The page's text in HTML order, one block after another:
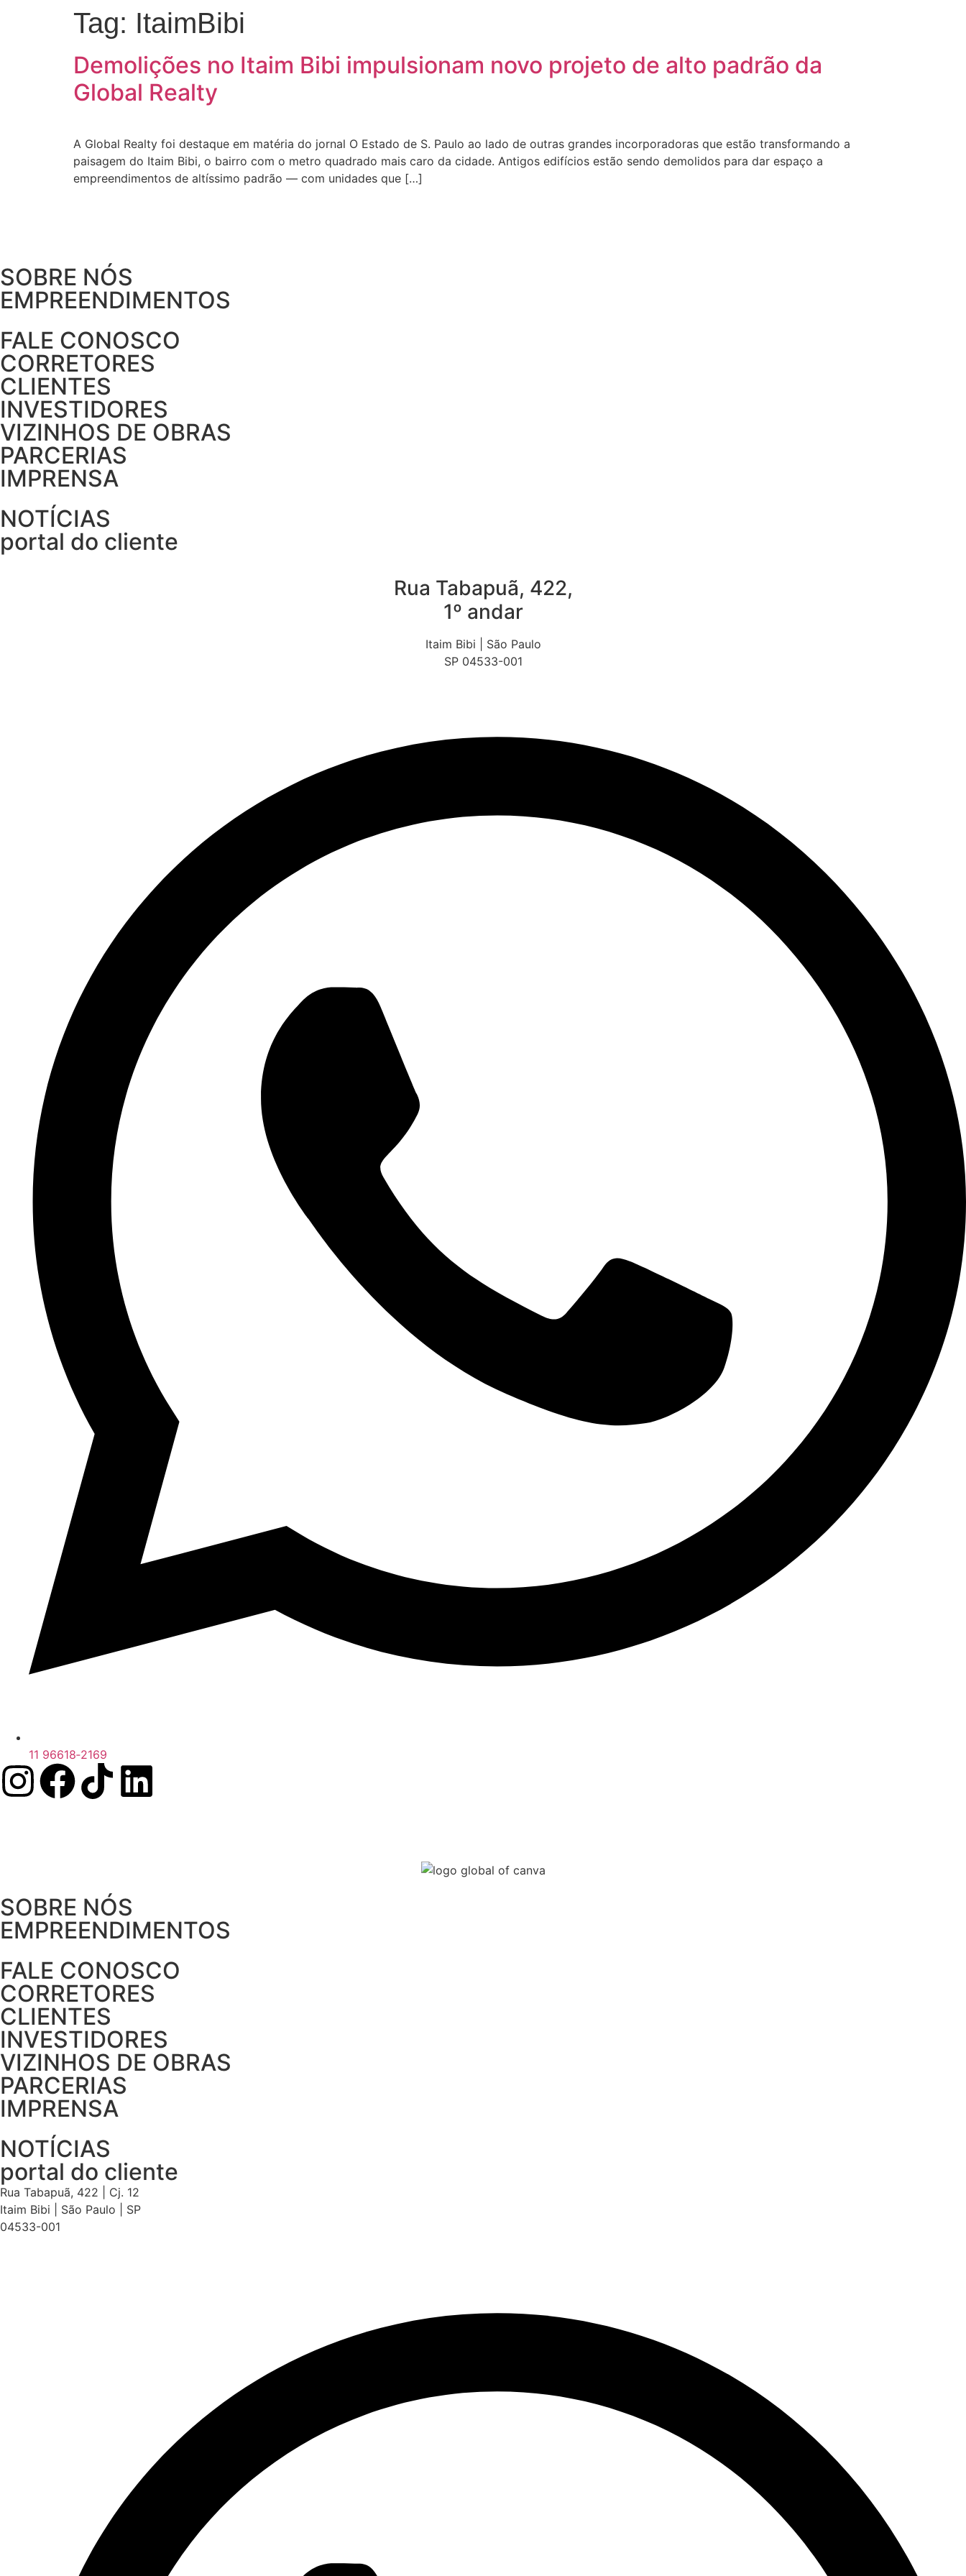
Tag: ItaimBibi
Demolições no Itaim Bibi impulsionam novo projeto de alto padrão da
Global Realty
A Global Realty foi destaque em matéria do jornal O Estado de S. Paulo ao lado de outras grandes incorporadoras que estão transformando a
paisagem do Itaim Bibi, o bairro com o metro quadrado mais caro da cidade. Antigos edifícios estão sendo demolidos para dar espaço a
empreendimentos de altíssimo padrão — com unidades que […]
SOBRE NÓS
EMPREENDIMENTOS
FALE CONOSCO
CORRETORES
CLIENTES
INVESTIDORES
VIZINHOS DE OBRAS
PARCERIAS
IMPRENSA
NOTÍCIAS
portal do cliente
Rua Tabapuã, 422,
1º andar
Itaim Bibi | São Paulo
SP 04533-001
11 96618‑2169
SOBRE NÓS
EMPREENDIMENTOS
FALE CONOSCO
CORRETORES
CLIENTES
INVESTIDORES
VIZINHOS DE OBRAS
PARCERIAS
IMPRENSA
NOTÍCIAS
portal do cliente
Rua Tabapuã, 422 | Cj. 12
Itaim Bibi | São Paulo | SP
04533-001